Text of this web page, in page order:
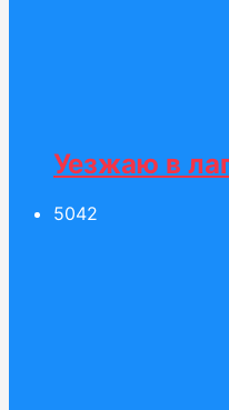
Уезжаю в
5042